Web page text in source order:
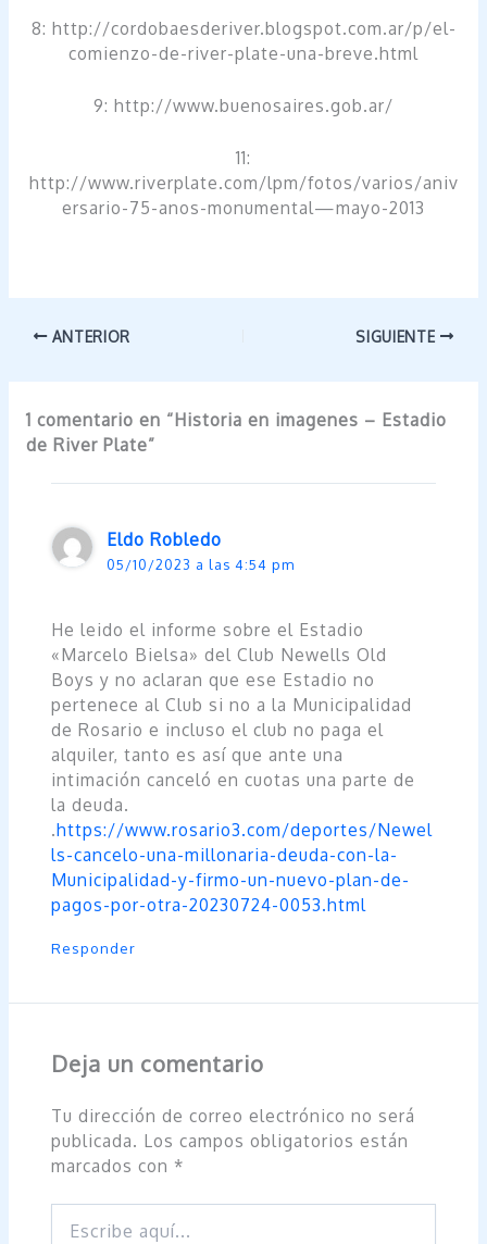
8: http://cordobaesderiver.blogspot.com.ar/p/el-
comienzo-de-river-plate-una-breve.html
9: http://www.buenosaires.gob.ar/
11:
http://www.riverplate.com/lpm/fotos/varios/aniv
ersario-75-anos-monumental—mayo-2013
ANTERIOR SIGUIENTE
1 comentario en “Historia en imagenes – Estadio
de River Plate”
Eldo Robledo
05/10/2023 a las 4:54 pm
He leido el informe sobre el Estadio
«Marcelo Bielsa» del Club Newells Old
Boys y no aclaran que ese Estadio no
pertenece al Club si no a la Municipalidad
de Rosario e incluso el club no paga el
alquiler, tanto es así que ante una
intimación canceló en cuotas una parte de
la deuda.
.https://www.rosario3.com/deportes/Newel
ls-cancelo-una-millonaria-deuda-con-la-
Municipalidad-y-firmo-un-nuevo-plan-de-
pagos-por-otra-20230724-0053.html
Responder
Deja un comentario
Tu dirección de correo electrónico no será
publicada. Los campos obligatorios están
marcados con *
aquí...